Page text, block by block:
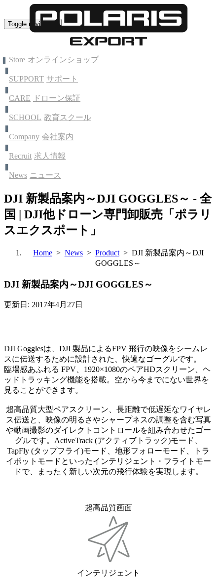
Toggle navigation
Store オンラインショップ
SUPPORT サポート
CARE ドローン保証
SCHOOL 教育スクール
Company 会社案内
Recruit 求人情報
News ニュース
DJI 新製品案内～DJI GOGGLES～ - 全
国 | DJI他ドローン専門卸販売「ポラリ
スエクスポート」
Home> News> Product> DJI 新製品案内～DJI
GOGGLES～
DJI 新製品案内～DJI GOGGLES～
更新日: 2017年4月27日
DJI Gogglesは、DJI 製品によるFPV 飛行の映像をシームレ
スに伝送するために設計された、快適なゴーグルです。
臨場感あふれる FPV、1920×1080のペアHDスクリーン、ヘ
ッドトラッキング機能を搭載。空から今までにない世界を
見ることができます。
超高品質大型ペアスクリーン、長距離で低遅延なワイヤレ
ス伝送と、映像の明るさやシャープネスの調整を含む写真
や動画撮影のダイレクトコントロールを組み合わせたゴー
グルです。ActiveTrack (アクティブトラック)モード、
TapFly (タップフライ)モード、地形フォローモード、トラ
イポットモードといったインテリジェント・フライトモー
ドで、まったく新しい次元の飛行体験を実現します。
超高品質画面
インテリジェント